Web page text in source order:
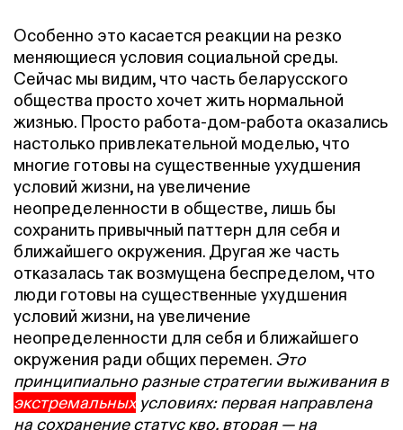
Особенно это касается реакции на резко
меняющиеся условия социальной среды.
Сейчас мы видим, что часть беларусского
общества просто хочет жить нормальной
жизнью. Просто работа-дом-работа оказались
настолько привлекательной моделью, что
многие готовы на существенные ухудшения
условий жизни, на увеличение
неопределенности в обществе, лишь бы
сохранить привычный паттерн для себя и
ближайшего окружения. Другая же часть
отказалась так возмущена беспределом, что
люди готовы на существенные ухудшения
условий жизни, на увеличение
неопределенности для себя и ближайшего
окружения ради общих перемен. Это
принципиально разные стратегии выживания в
экстремальных условиях: первая направлена
на сохранение статус кво, вторая — на